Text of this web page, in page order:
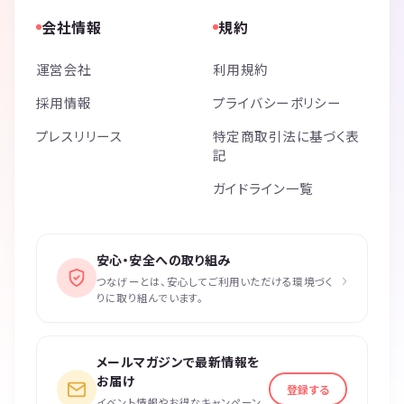
会社情報
運営会社
採用情報
プレスリリース
規約
利用規約
プライバシーポリシー
特定商取引法に基づく表
記
ガイドライン一覧
安心・安全への取り組み
つなげーとは、安心してご利用いただける環境づく
りに取り組んでいます。
›
メールマガジンで最新情報を
お届け
登録する